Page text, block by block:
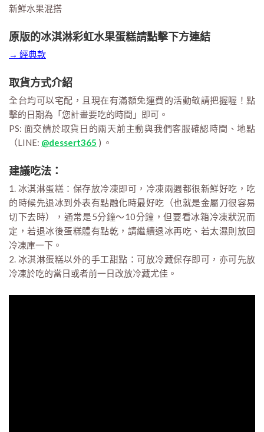
新鮮水果混搭
原版的冰淇淋彩虹水果蛋糕請點擊下方連結
→ 經典款
取貨方式介紹
全台均可以宅配，且現在有滿額免運費的活動敬請把握喔！點
擊的日期為「您計畫要吃的時間」即可。
PS: 面交請於取貨日的兩天前主動與我們客服確認時間、地點
（LINE: @dessert365 ) 。
建議吃法：
1. 冰淇淋蛋糕：保存放冷凍即可，冷凍兩週都很新鮮好吃，吃
的時候先退冰到外表有點融化時最好吃（也就是金屬刀很容易
切下去時），通常是5分鐘～10分鐘，但要看冰箱冷凍狀況而
定，若退冰後蛋糕體有點乾，請繼續退冰再吃、若太濕則放回
冷凍庫一下。
2. 冰淇淋蛋糕以外的手工甜點：可放冷藏保存即可，亦可先放
冷凍於吃的當日或者前一日改放冷藏尤佳。